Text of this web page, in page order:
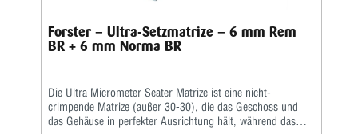
Forster – Ultra-Setzmatrize – 6 mm Rem
BR + 6 mm Norma BR
Die Ultra Micrometer Seater Matrize ist eine nicht-
crimpende Matrize (außer 30-30), die das Geschoss und
das Gehäuse in perfekter Ausrichtung hält, während das